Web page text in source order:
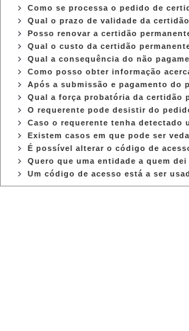
Como se processa o pedido de
Qual o prazo de validade da
Posso renovar a certidão
Qual o custo da certidão
Qual a consequência do não
Como posso obter informação
Após a submissão e pagamento do
Qual a força probatória da certidão
O requerente pode desistir do
Caso o requerente tenha detectado
Existem casos em que pode ser
É possível alterar o código de
Quero que uma entidade a quem
Um código de acesso está a ser